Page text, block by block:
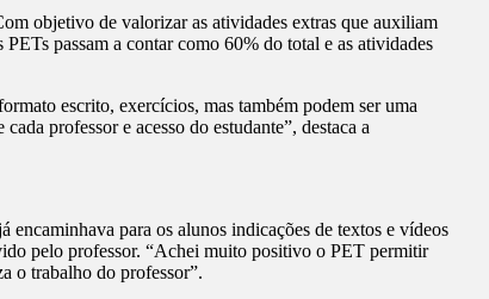
objetivo de valorizar as atividades extras que auxiliam
passam a contar como 60% do total e as atividades
escrito, exercícios, mas também podem ser uma
professor e acesso do estudante”, destaca a
para os alunos indicações de textos e vídeos
pelo professor. “Achei muito positivo o PET permitir
o trabalho do professor”.